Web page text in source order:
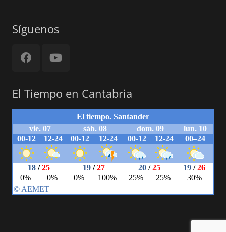
Síguenos
El Tiempo en Cantabria